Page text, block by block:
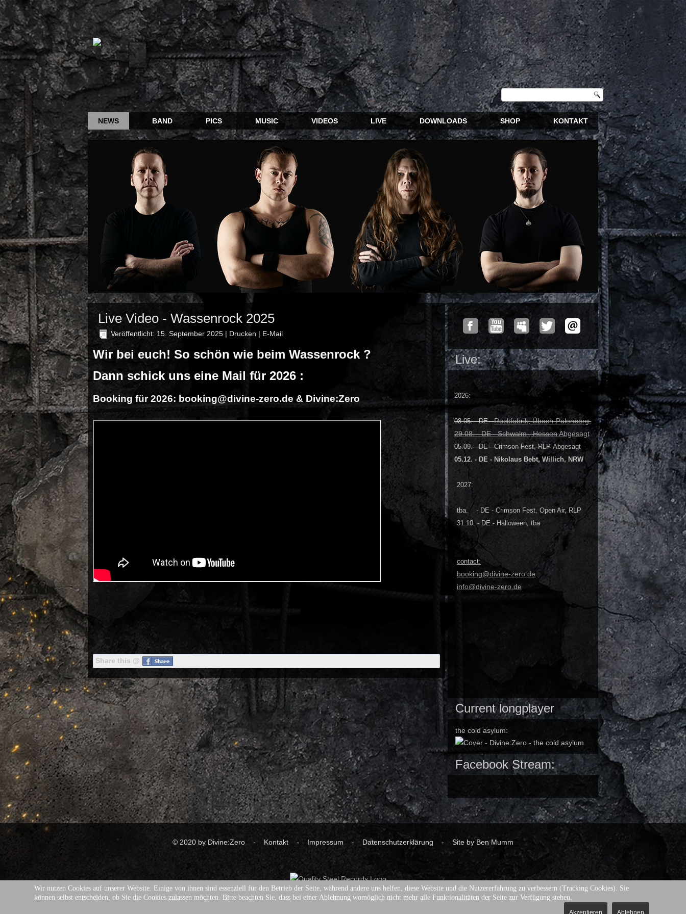
NEWS BAND PICS MUSIC VIDEOS LIVE DOWNLOADS SHOP KONTAKT
Live Video - Wassenrock 2025
Veröffentlicht: 15. September 2025 | Drucken | E-Mail
Wir bei euch! So schön wie beim Wassenrock ?
Dann schick uns eine Mail für 2026 :
Booking für 2026: booking@divine-zero.de & Divine:Zero
Share this @
Live:
2026:
08.05. - DE -Rockfabrik, Übach-Palenberg,
29.08. - DE - Schwalm , HessenAbgesagt
05.09. - DE - Crimson Fest, RLP Abgesagt
05.12. - DE - Nikolaus Bebt, Willich, NRW
2027:
tba. - DE - Crimson Fest, Open Air, RLP
31.10. - DE - Halloween, tba
contact:
booking@divine-zero.de
info@divine-zero.de
Current longplayer
the cold asylum:
Facebook Stream:
© 2020 by Divine:Zero - Kontakt - Impressum - Datenschutzerklärung - Site by Ben Mumm
Wir nutzen Cookies auf unserer Website. Einige von ihnen sind essenziell für den Betrieb der Seite, während andere uns helfen, diese Website und die Nutzererfahrung zu verbessern (Tracking Cookies). Sie
können selbst entscheiden, ob Sie die Cookies zulassen möchten. Bitte beachten Sie, dass bei einer Ablehnung womöglich nicht mehr alle Funktionalitäten der Seite zur Verfügung stehen.
Akzeptieren Ablehnen